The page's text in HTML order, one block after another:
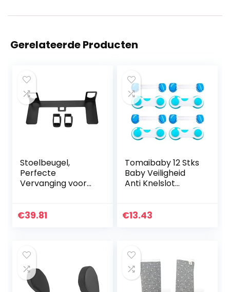
Gerelateerde Producten
Stoelbeugel,
Perfecte
Vervanging voor
€39.81
Tomaibaby 12 Stks
Baby Veiligheid
Anti Knelslot
Lade Toiletbril
€13.43